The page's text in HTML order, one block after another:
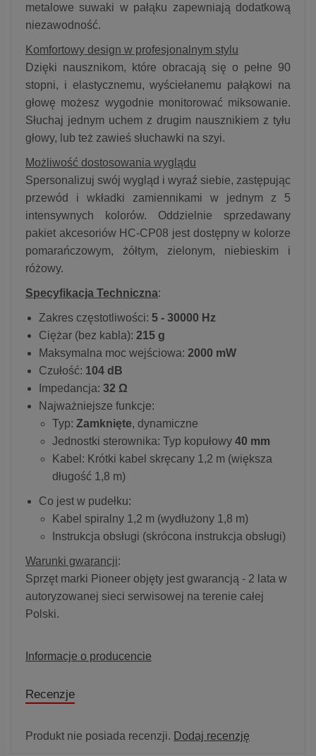
metalowe suwaki w pałąku zapewniają dodatkową
niezawodność.
Komfortowy design w profesjonalnym stylu
Dzięki nausznikom, które obracają się o pełne 90
stopni, i elastycznemu, wyściełanemu pałąkowi na
głowę możesz wygodnie monitorować miksowanie.
Słuchaj jednym uchem z drugim nausznikiem z tyłu
głowy, lub też zawieś słuchawki na szyi.
Możliwość dostosowania wyglądu
Spersonalizuj swój wygląd i wyraź siebie, zastępując
przewód i wkładki zamiennikami w jednym z 5
intensywnych kolorów. Oddzielnie sprzedawany
pakiet akcesoriów HC-CP08 jest dostępny w kolorze
pomarańczowym, żółtym, zielonym, niebieskim i
różowy.
Specyfikacja Techniczna:
Zakres częstotliwości: 5 - 30000 Hz
Ciężar (bez kabla): 215 g
Maksymalna moc wejściowa: 2000 mW
Czułość: 104 dB
Impedancja: 32 Ω
Najważniejsze funkcje:
Typ: Zamknięte, dynamiczne
Jednostki sterownika: Typ kopułowy 40 mm
Kabel: Krótki kabel skręcany 1,2 m (większa
długość 1,8 m)
Co jest w pudełku:
Kabel spiralny 1,2 m (wydłużony 1,8 m)
Instrukcja obsługi (skrócona instrukcja obsługi)
Warunki gwarancji:
Sprzęt marki Pioneer objęty jest gwarancją - 2 lata w
autoryzowanej sieci serwisowej na terenie całej
Polski.
Informacje o producencie
Recenzje
Produkt nie posiada recenzji. Dodaj recenzję